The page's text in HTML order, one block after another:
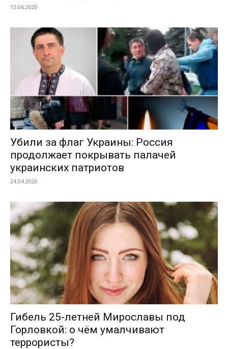
15.06.2020
Убили за флаг Украины: Россия
продолжает покрывать палачей
украинских патриотов
24.04.2020
Гибель 25-летней Мирославы под
Горловкой: о чём умалчивают
террористы?